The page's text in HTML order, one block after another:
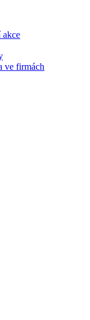
akce
ve firmách